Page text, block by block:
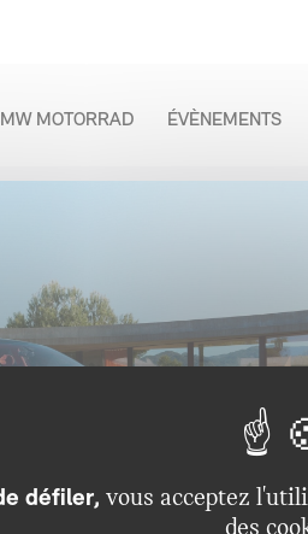
MOTORRAD ÉVÈNEMENTS
défiler, vous acceptez
des